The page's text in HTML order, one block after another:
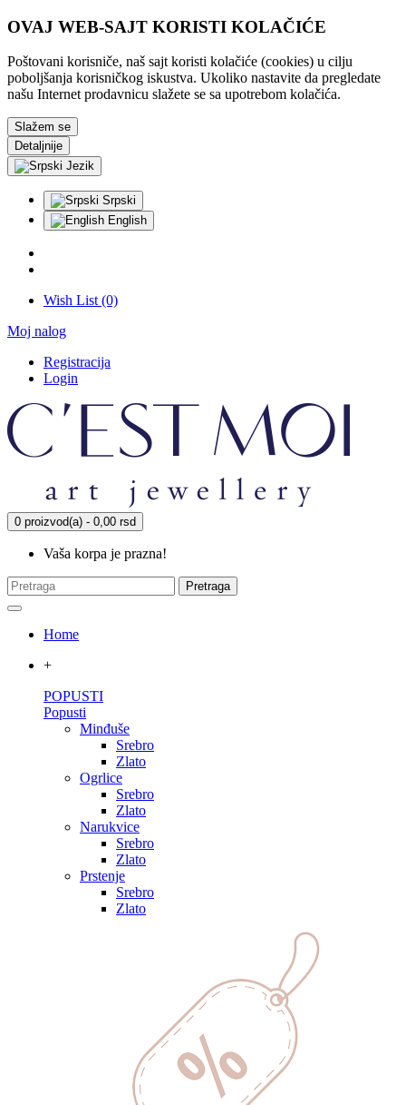
OVAJ WEB-SAJT KORISTI KOLAČIĆE
Poštovani korisniče, naš sajt koristi kolačiće (cookies) u cilju
poboljšanja korisničkog iskustva. Ukoliko nastavite da pregledate
našu Internet prodavnicu slažete se sa upotrebom kolačića.
Slažem se
Detaljnije
Jezik
Srpski
English
Wish List (0)
Moj nalog
Registracija
Login
0 proizvod(a) - 0,00 rsd
Vaša korpa je prazna!
Pretraga
Home
+
POPUSTI
Popusti
Minđuše
Srebro
Zlato
Ogrlice
Srebro
Zlato
Narukvice
Srebro
Zlato
Prstenje
Srebro
Zlato